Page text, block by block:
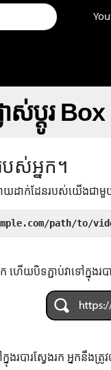
ាស់ប្តូរ
ស់អ្នក។
ដាក់ដែនរបស់យើងជាមួ
path/to/
ើយបិទភ្ជាប់វាទៅក្នុងរប
នុងរបារស្វែងរក អ្នក